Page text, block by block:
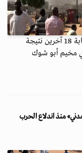
أفاد مسعفون سودانيون بمقتل 16 مدنيًا وإصابة 18 آخرين نتيجة
مخيم أبو شوك
منذ اندلاع الحرب